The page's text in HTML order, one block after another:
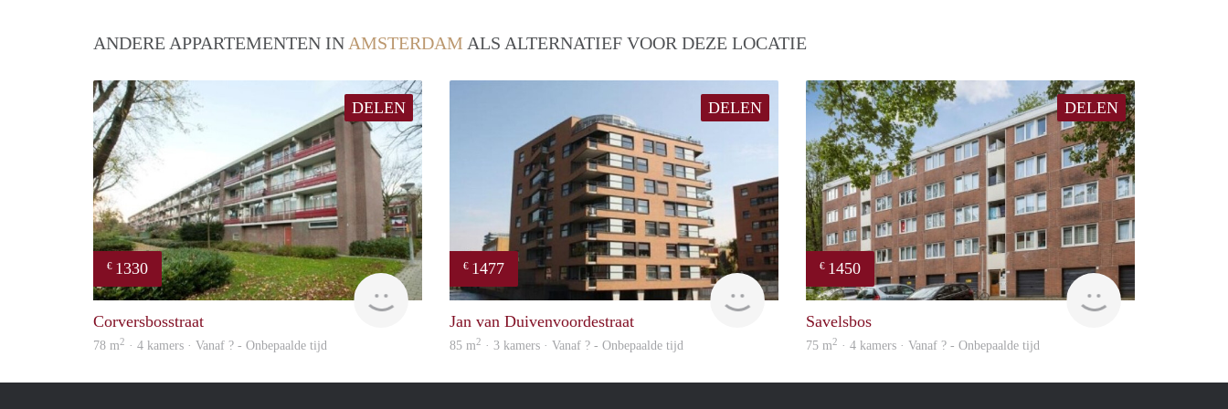
ANDERE APPARTEMENTEN IN AMSTERDAM ALS ALTERNATIEF VOOR DEZE LOCATIE
DELEN
€ 1330
finder
Corversbosstraat
78 m2 · 4 kamers · Vanaf ? - Onbepaalde tijd
DELEN
€ 1477
finder
Jan van Duivenvoordestraat
85 m2 · 3 kamers · Vanaf ? - Onbepaalde tijd
DELEN
€ 1450
finder
Savelsbos
75 m2 · 4 kamers · Vanaf ? - Onbepaalde tijd